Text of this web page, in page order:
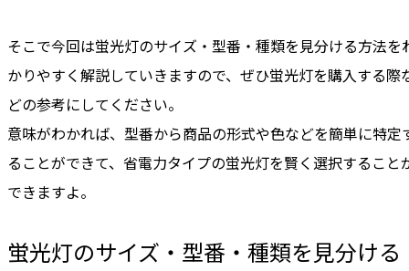
そこで今回は蛍光灯のサイズ・型番・種類を見分ける方法を
かりやすく解説していきますので、ぜひ蛍光灯を購入する際
どの参考にしてください。
意味がわかれば、型番から商品の形式や色などを簡単に特定
ることができて、 省電力タイプの蛍光灯を賢く選択すること
できますよ。
蛍光灯のサイズ・型番・種類を見分ける